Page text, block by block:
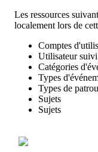
Les ressources
localement lors de
Comptes d'
Utilisateur suivi
Catégories d'év
Types d'évé
Types de
Sujets
Sujets